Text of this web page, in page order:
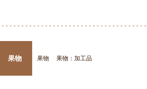
果物 果物 果物：加工品